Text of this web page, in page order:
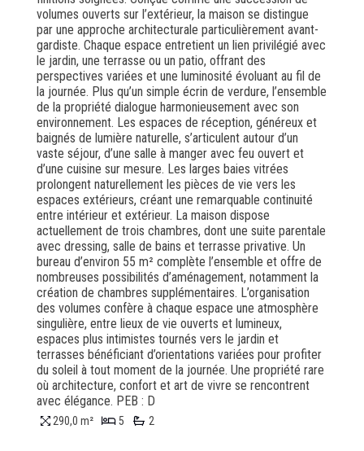
volumes ouverts sur l’extérieur, la maison se distingue
par une approche architecturale particulièrement avant-
gardiste. Chaque espace entretient un lien privilégié avec
le jardin, une terrasse ou un patio, offrant des
perspectives variées et une luminosité évoluant au fil de
la journée. Plus qu’un simple écrin de verdure, l’ensemble
de la propriété dialogue harmonieusement avec son
environnement. Les espaces de réception, généreux et
baignés de lumière naturelle, s’articulent autour d’un
vaste séjour, d’une salle à manger avec feu ouvert et
d’une cuisine sur mesure. Les larges baies vitrées
prolongent naturellement les pièces de vie vers les
espaces extérieurs, créant une remarquable continuité
entre intérieur et extérieur. La maison dispose
actuellement de trois chambres, dont une suite parentale
avec dressing, salle de bains et terrasse privative. Un
bureau d’environ 55 m² complète l’ensemble et offre de
nombreuses possibilités d’aménagement, notamment la
création de chambres supplémentaires. L’organisation
des volumes confère à chaque espace une atmosphère
singulière, entre lieux de vie ouverts et lumineux,
espaces plus intimistes tournés vers le jardin et
terrasses bénéficiant d’orientations variées pour profiter
du soleil à tout moment de la journée. Une propriété rare
où architecture, confort et art de vivre se rencontrent
avec élégance. PEB : D
290,0 m² 5 2